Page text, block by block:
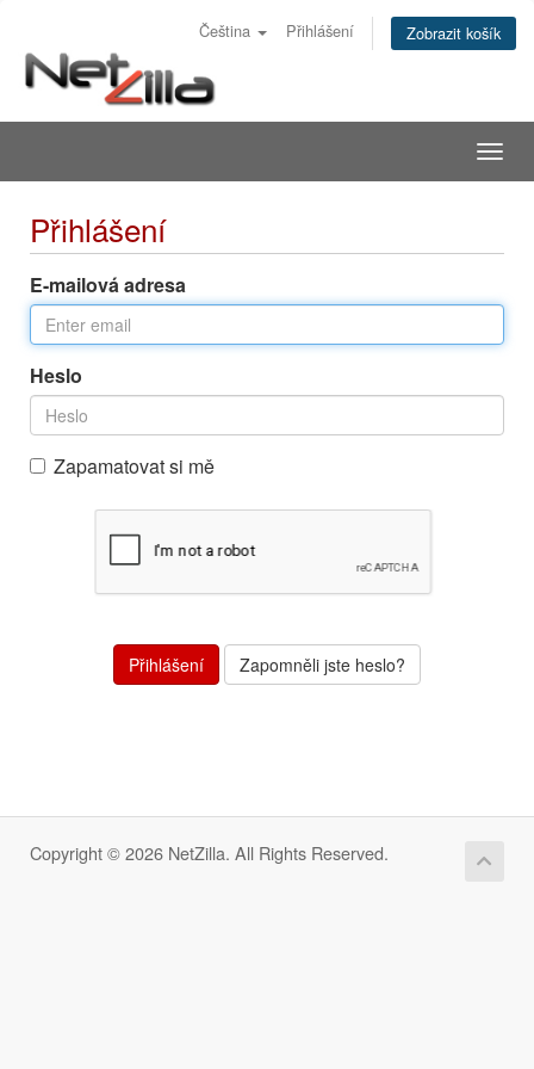
Čeština Přihlášení Zobrazit košík
Přihlášení
E-mailová adresa
Heslo
Zapamatovat si mě
Zapomněli jste heslo?
Copyright © 2026 NetZilla. All Rights Reserved.